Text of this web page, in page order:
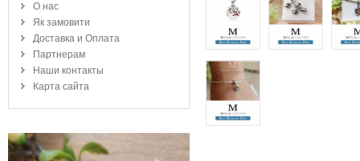
О нас
Як замовити
Доставка и Оплата
Партнерам
Наши контакты
Карта сайта